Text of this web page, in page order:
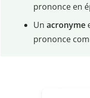
prononce en
Un acronyme
prononce